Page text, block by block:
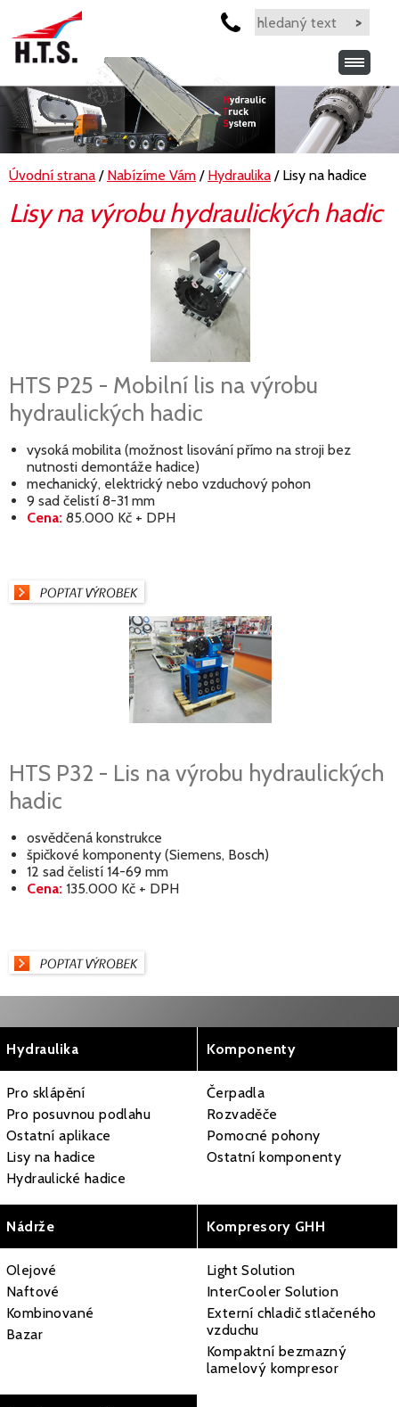
Úvodní strana / Nabízíme Vám / Hydraulika / Lisy na hadice
Lisy na výrobu hydraulických hadic
HTS P25 - Mobilní lis na výrobu
hydraulických hadic
vysoká mobilita (možnost lisování přímo na stroji bez
nutnosti demontáže hadice)
mechanický, elektrický nebo vzduchový pohon
9 sad čelistí 8-31 mm
Cena: 85.000 Kč + DPH
HTS P32 - Lis na výrobu hydraulických
hadic
osvědčená konstrukce
špičkové komponenty (Siemens, Bosch)
12 sad čelistí 14-69 mm
Cena: 135.000 Kč + DPH
Hydraulika
Pro sklápění
Pro posuvnou podlahu
Ostatní aplikace
Lisy na hadice
Hydraulické hadice
Komponenty
Čerpadla
Rozvaděče
Pomocné pohony
Ostatní komponenty
Nádrže
Olejové
Naftové
Kombinované
Bazar
Kompresory GHH
Light Solution
InterCooler Solution
Externí chladič stlačeného
vzduchu
Kompaktní bezmazný
lamelový kompresor